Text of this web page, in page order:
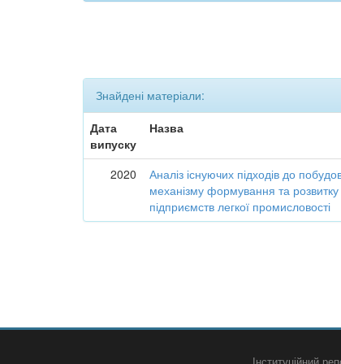
Знайдені матеріали:
Дата
випуску
Назва
2020
Аналіз існуючих підходів до
механізму формування та розвитку
підприємств легкої промисловості